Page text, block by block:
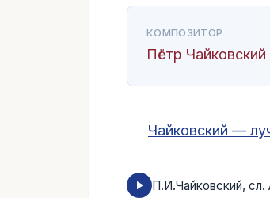
КОМПОЗИТОР
Пётр Чайковский
Чайковский —
П.И.Чайковский,